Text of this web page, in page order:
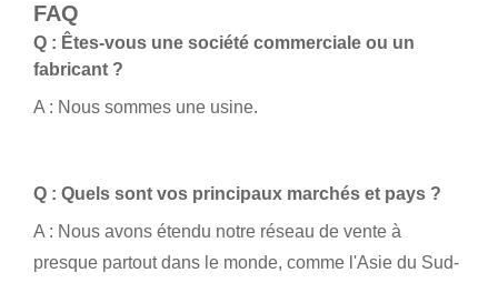
FAQ
Q : Êtes-vous une société commerciale ou un
fabricant ?
A : Nous sommes une usine.
Q : Quels sont vos principaux marchés et pays ?
A : Nous avons étendu notre réseau de vente à
presque partout dans le monde, comme l'Asie du Sud-